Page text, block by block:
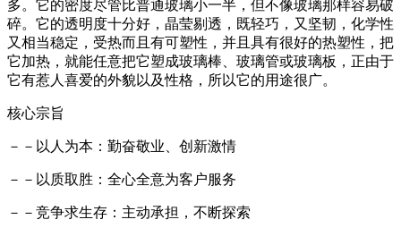
多。它的密度尽管比普通玻璃小一半，但不像玻璃那样容易破
碎。它的透明度十分好，晶莹剔透，既轻巧，又坚韧，化学性
又相当稳定，受热而且有可塑性，并且具有很好的热塑性，把
它加热，就能任意把它塑成玻璃棒、玻璃管或玻璃板，正由于
它有惹人喜爱的外貌以及性格，所以它的用途很广。
核心宗旨
－－以人为本：勤奋敬业、创新激情
－－以质取胜：全心全意为客户服务
－－竞争求生存：主动承担，不断探索